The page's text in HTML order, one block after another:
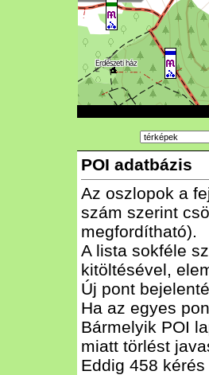
POI adatbázis
Az oszlopok a
szám szerint
megfordítható).
A lista sokféle
kitöltésével,
Új pont
Ha az egyes
Bármelyik POI
miatt törlést
Eddig 458